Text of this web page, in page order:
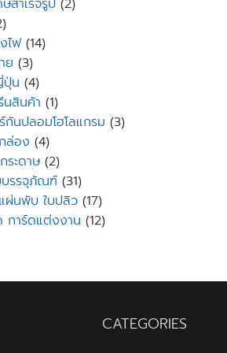
สำเร็จรูป 2
2
products
ไฟ 1414
ย 33
products
น 44
products
สินค้า 11
product
กันปลอมโฮโลแกรม 33
ล่อง 44
products
ระดาษ 22
products
รรจุภัณฑ์ 3131
products
ผ่นพับ ใบปลิว 1717
products
การ์ดแต่งงาน 1212
CATEGORIES